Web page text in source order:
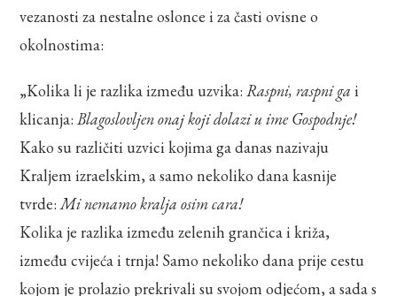
vezanosti za nestalne oslonce i za časti ovisne o
okolnostima:
„Kolika li je razlika između uzvika:Raspni, raspni ga i
klicanja:Blagoslovljen onaj koji dolazi u ime Gospodnje!
Kako su različiti uzvici kojima ga danas nazivaju
Kraljem izraelskim, a samo nekoliko dana kasnije
tvrde:Mi nemamo kralja osim cara!
Kolika je razlika između zelenih grančica i križa,
između cvijeća i trnja! Samo nekoliko dana prije cestu
kojom je prolazio prekrivali su svojom odjećom, a sada s